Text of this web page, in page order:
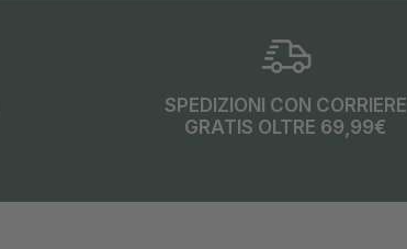
SPEDIZIONI CON CORRIERE
GRATIS OLTRE 69,99€